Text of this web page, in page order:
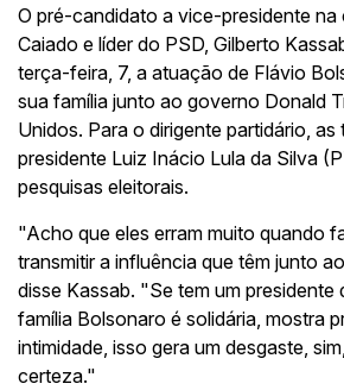
O pré-candidato a vice-presidente na
Caiado e líder do PSD, Gilberto
terça-feira, 7, a atuação de Flávio
sua família junto ao governo Donald
Unidos. Para o dirigente partidário, as
presidente Luiz Inácio Lula da Silva
pesquisas eleitorais.
"Acho que eles erram muito quando
transmitir a influência que têm junto
disse Kassab. "Se tem um presidente
família Bolsonaro é solidária, mostra
intimidade, isso gera um desgaste,
certeza."